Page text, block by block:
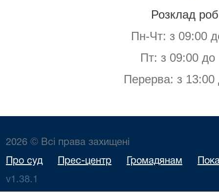
Розклад
Пн-Чт: з 09:00
Пт: з 09:00 до
Перерва: з 13:00
2026 © Всі права захищені
Про суд Прес-центр Громадянам
v1.38.1